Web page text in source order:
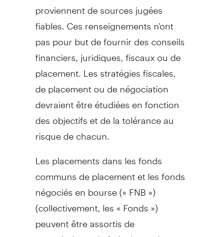
proviennent de sources jugées
fiables. Ces renseignements n'ont
pas pour but de fournir des conseils
financiers, juridiques, fiscaux ou de
placement. Les stratégies fiscales,
de placement ou de négociation
devraient être étudiées en fonction
des objectifs et de la tolérance au
risque de chacun.
Les placements dans les fonds
communs de placement et les fonds
négociés en bourse (« FNB »)
(collectivement, les « Fonds »)
peuvent être assortis de